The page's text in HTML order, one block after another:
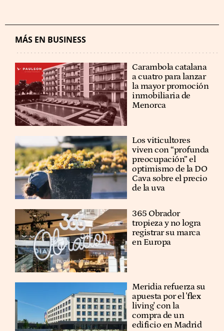
MÁS EN BUSINESS
Carambola catalana
a cuatro para lanzar
la mayor promoción
inmobiliaria de
Menorca
Los viticultores
viven con “profunda
preocupación” el
optimismo de la DO
Cava sobre el precio
de la uva
365 Obrador
tropieza y no logra
registrar su marca
en Europa
Meridia refuerza su
apuesta por el 'flex
living' con la
compra de un
edificio en Madrid